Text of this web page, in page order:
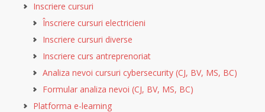
Inscriere cursuri
Înscriere cursuri electricieni
Inscriere cursuri diverse
Inscriere curs antreprenoriat
Analiza nevoi cursuri cybersecurity (CJ, BV, MS, BC)
Formular analiza nevoi (CJ, BV, MS, BC)
Platforma e-learning